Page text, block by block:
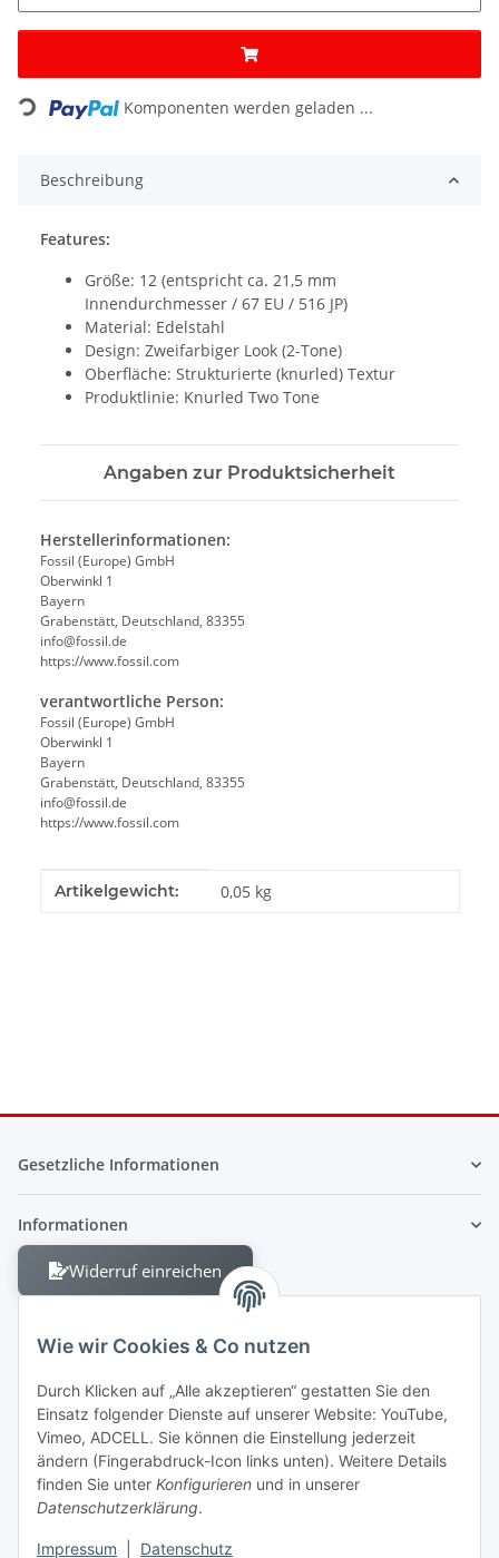
Wie wir Cookies & Co nutzen
Durch Klicken auf „Alle akzeptieren“ gestatten Sie den
Einsatz folgender Dienste auf unserer Website: YouTube,
Vimeo, ADCELL. Sie können die Einstellung jederzeit
ändern (Fingerabdruck-Icon links unten). Weitere Details
finden Sie unter Konfigurieren und in unserer
Datenschutzerklärung.
Impressum Datenschutz
Loading... Komponenten werden geladen ...
Beschreibung
Features:
Größe: 12 (entspricht ca. 21,5 mm
Innendurchmesser / 67 EU / 516 JP)
Material: Edelstahl
Design: Zweifarbiger Look (2-Tone)
Oberfläche: Strukturierte (knurled) Textur
Produktlinie: Knurled Two Tone
Angaben zur Produktsicherheit
Herstellerinformationen:
Fossil (Europe) GmbH
Oberwinkl 1
Bayern
Grabenstätt, Deutschland, 83355
info@fossil.de
https://www.fossil.com
verantwortliche Person:
Fossil (Europe) GmbH
Oberwinkl 1
Bayern
Grabenstätt, Deutschland, 83355
info@fossil.de
https://www.fossil.com
Produkteigenschaft
Wert
Artikelgewicht: 0,05 kg
Gesetzliche Informationen
Informationen
Widerruf einreichen
Berliner Allee 38
13088 Berlin
Shop +49 30 4280 2070
Fax +49 30 4280 2071